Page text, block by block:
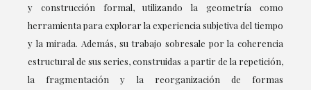
y construcción formal, utilizando la geometría como
herramienta para explorar la experiencia subjetiva del tiempo
y la mirada. Además, su trabajo sobresale por la coherencia
estructural de sus series, construidas a partir de la repetición,
la fragmentación y la reorganización de formas